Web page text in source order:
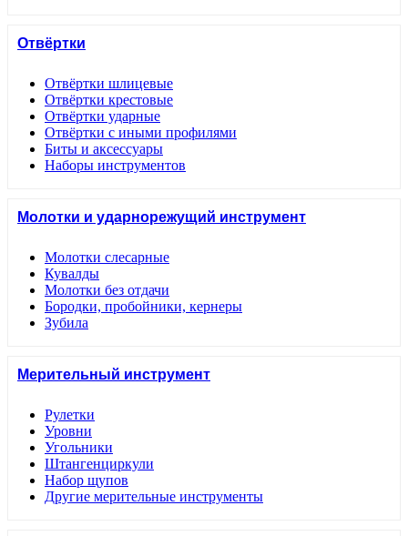
Отвёртки
Отвёртки шлицевые
Отвёртки крестовые
Отвёртки ударные
Отвёртки с иными профилями
Биты и аксессуары
Наборы инструментов
Молотки и ударнорежущий инструмент
Молотки слесарные
Кувалды
Молотки без отдачи
Бородки, пробойники, кернеры
Зубила
Мерительный инструмент
Рулетки
Уровни
Угольники
Штангенциркули
Набор щупов
Другие мерительные инструменты